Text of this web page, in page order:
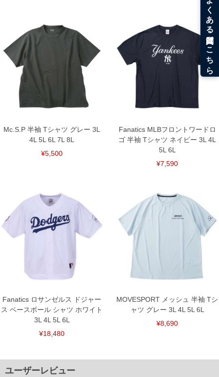
Mc.S.P 半袖 Tシャツ グレー 3L
4L 5L 6L 7L 8L
¥5,500
Fanatics MLBフロントワードロ
ゴ 半袖 Tシャツ ネイビー 3L 4L
5L 6L
¥7,590
Fanatics ロサンゼルス ドジャー
ス ベースボール シャツ ホワイト
3L 4L 5L 6L
¥18,480
MOVESPORT メッシュ 半袖 Tシ
ャツ グレー 3L 4L 5L 6L
¥8,690
ユーザーレビュー